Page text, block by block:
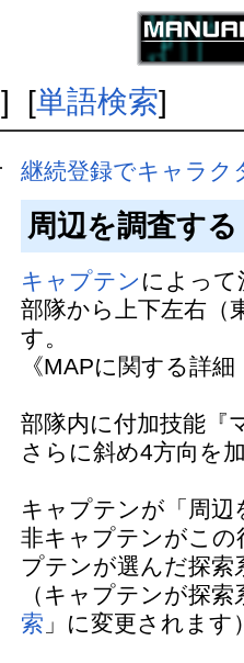
] [単語検索]
継続登録でキャラク
周辺を調査する
キャプテン によっ
部隊から上下左右（
す。
《MAPに関する詳細
部隊内に付加技能『
さらに斜め4方向を
キャプテンが「周
非キャプテンがこの
プテンが選んだ探索
（キャプテンが探
索 」に変更されます